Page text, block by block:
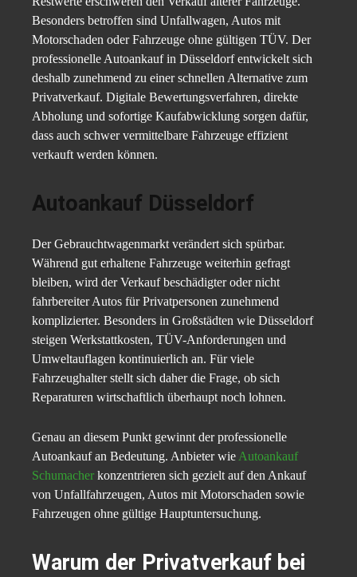
Besonders betroffen sind Unfallwagen, Autos mit
Motorschaden oder Fahrzeuge ohne gültigen TÜV. Der
professionelle Autoankauf in Düsseldorf entwickelt sich
deshalb zunehmend zu einer schnellen Alternative zum
Privatverkauf. Digitale Bewertungsverfahren, direkte
Abholung und sofortige Kaufabwicklung sorgen dafür,
dass auch schwer vermittelbare Fahrzeuge effizient
verkauft werden können.
Autoankauf Düsseldorf
Der Gebrauchtwagenmarkt verändert sich spürbar.
Während gut erhaltene Fahrzeuge weiterhin gefragt
bleiben, wird der Verkauf beschädigter oder nicht
fahrbereiter Autos für Privatpersonen zunehmend
komplizierter. Besonders in Großstädten wie Düsseldorf
steigen Werkstattkosten, TÜV-Anforderungen und
Umweltauflagen kontinuierlich an. Für viele
Fahrzeughalter stellt sich daher die Frage, ob sich
Reparaturen wirtschaftlich überhaupt noch lohnen.
Genau an diesem Punkt gewinnt der professionelle
Autoankauf an Bedeutung. Anbieter wie Autoankauf
Schumacher konzentrieren sich gezielt auf den Ankauf
von Unfallfahrzeugen, Autos mit Motorschaden sowie
Fahrzeugen ohne gültige Hauptuntersuchung.
Warum der Privatverkauf bei